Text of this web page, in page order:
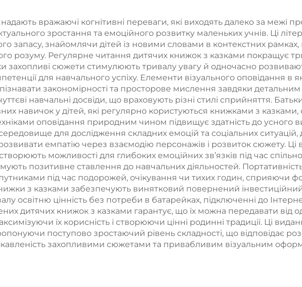
карти,
індивідуальний
друк та упаковка
для дорослих, пар
вражаючі когнітивні переваги, які виходять далеко за межі
зростання та емоційного розвитку маленьких учнів. Ці
запасу, знайомлячи дітей із новими словами в контекстних
Регулярне читання дитячих книжок з казками покращує
захопливі сюжети стимулюють тривалу увагу й одночасно
для навчального успіху. Елементи візуального оповідання в
закономірності та просторове мислення завдяки
навчальні досвіди, що враховують різні стилі сприйняття.
навичок у дітей, які регулярно користуються книжками з
оповідання природним чином підвищує здатність до усного
для дослідження складних емоцій та соціальних
емпатію через взаємодію персонажів і розвиток сюжету.
можливості для глибоких емоційних зв’язків під час
позитивне ставлення до навчальних діяльностей.
під час подорожей, очікування чи тихих годин, сприяючи
з казками забезпечують винятковий повернений
освітню цінність без потреби в батарейках, підключенні до
дитячих книжок з казками гарантує, що їх можна передавати від
їх корисність і створюючи цінні родинні традиції. Ці
поступово зростаючий рівень складності, що відповідає
захопливими сюжетами та привабливим візуальним